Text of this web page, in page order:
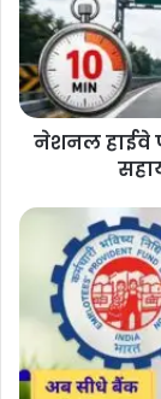
निगरानी,
हादसे
के
10
मिनट
भीतर
NHAI
नेशनल हाईवे
EPF
Facility
मात्र
दिन